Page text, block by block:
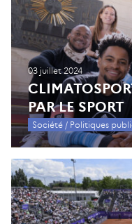
Société / Politiques
PAR LE SPORT
03 juillet 2024